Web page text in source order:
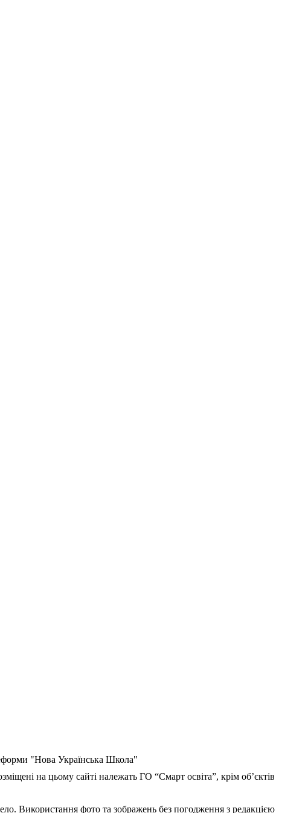
"Нова Українська Школа"
на цьому сайті належать ГО “Смарт освіта”, крім об’єктів
Використання фото та зображень без погодження з редакцією